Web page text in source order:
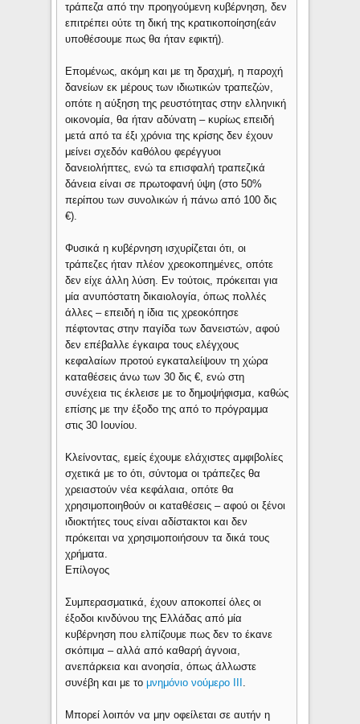
τράπεζα από την προηγούμενη κυβέρνηση, δεν
επιτρέπει ούτε τη δική της κρατικοποίηση(εάν
υποθέσουμε πως θα ήταν εφικτή).
Επομένως, ακόμη και με τη δραχμή, η παροχή
δανείων εκ μέρους των ιδιωτικών τραπεζών,
οπότε η αύξηση της ρευστότητας στην ελληνική
οικονομία, θα ήταν αδύνατη – κυρίως επειδή
μετά από τα έξι χρόνια της κρίσης δεν έχουν
μείνει σχεδόν καθόλου φερέγγυοι
δανειολήπτες, ενώ τα επισφαλή τραπεζικά
δάνεια είναι σε πρωτοφανή ύψη (στο 50%
περίπου των συνολικών ή πάνω από 100 δις
€).
Φυσικά η κυβέρνηση ισχυρίζεται ότι, οι
τράπεζες ήταν πλέον χρεοκοπημένες, οπότε
δεν είχε άλλη λύση. Εν τούτοις, πρόκειται για
μία ανυπόστατη δικαιολογία, όπως πολλές
άλλες – επειδή η ίδια τις χρεοκόπησε
πέφτοντας στην παγίδα των δανειστών, αφού
δεν επέβαλλε έγκαιρα τους ελέγχους
κεφαλαίων προτού εγκαταλείψουν τη χώρα
καταθέσεις άνω των 30 δις €, ενώ στη
συνέχεια τις έκλεισε με το δημοψήφισμα, καθώς
επίσης με την έξοδο της από το πρόγραμμα
στις 30 Ιουνίου.
Κλείνοντας, εμείς έχουμε ελάχιστες αμφιβολίες
σχετικά με το ότι, σύντομα οι τράπεζες θα
χρειαστούν νέα κεφάλαια, οπότε θα
χρησιμοποιηθούν οι καταθέσεις – αφού οι ξένοι
ιδιοκτήτες τους είναι αδίστακτοι και δεν
πρόκειται να χρησιμοποιήσουν τα δικά τους
χρήματα.
Επίλογος
Συμπερασματικά, έχουν αποκοπεί όλες οι
έξοδοι κινδύνου της Ελλάδας από μία
κυβέρνηση που ελπίζουμε πως δεν το έκανε
σκόπιμα – αλλά από καθαρή άγνοια,
ανεπάρκεια και ανοησία, όπως άλλωστε
συνέβη και με τομνημόνιο νούμερο ΙΙΙ .
Μπορεί λοιπόν να μην οφείλεται σε αυτήν η